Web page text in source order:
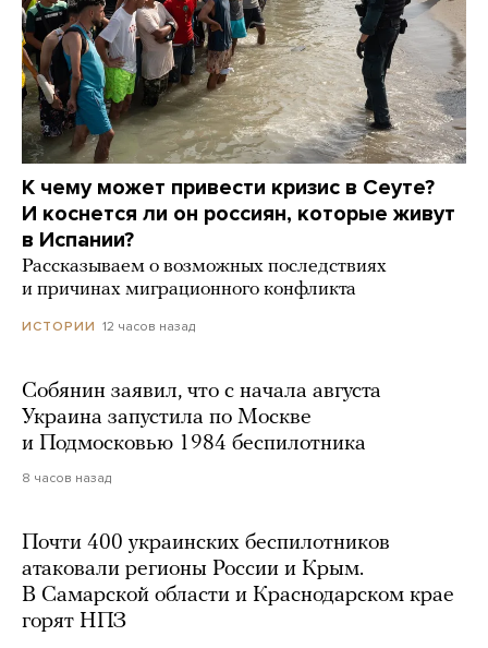
К чему может привести кризис в Сеуте?
И коснется ли он россиян, которые живут
в Испании?
Рассказываем о возможных последствиях
и причинах миграционного конфликта
ИСТОРИИ 12 часов назад
Собянин заявил, что с начала августа
Украина запустила по Москве
и Подмосковью 1984 беспилотника
8 часов назад
Почти 400 украинских беспилотников
атаковали регионы России и Крым.
В Самарской области и Краснодарском крае
горят НПЗ